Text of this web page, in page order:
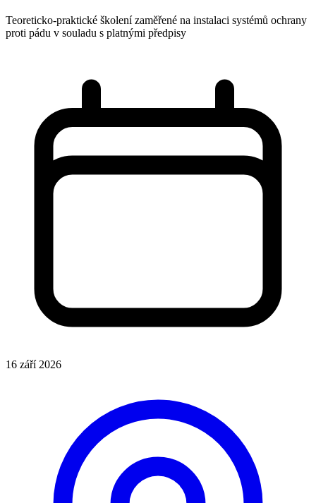
Teoreticko-praktické školení zaměřené na instalaci systémů ochrany
proti pádu v souladu s platnými předpisy
16 září 2026